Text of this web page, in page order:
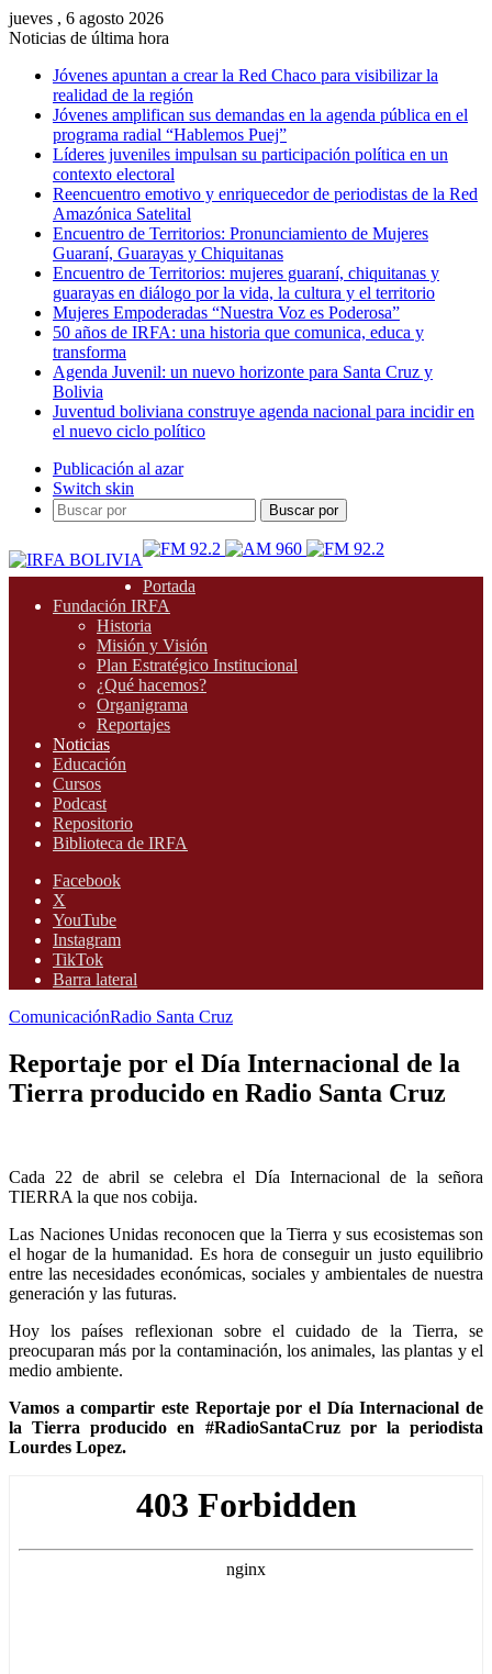
jueves , 6 agosto 2026
Noticias de última hora
Jóvenes apuntan a crear la Red Chaco para visibilizar la
realidad de la región
Jóvenes amplifican sus demandas en la agenda pública en el
programa radial “Hablemos Puej”
Líderes juveniles impulsan su participación política en un
contexto electoral
Reencuentro emotivo y enriquecedor de periodistas de la Red
Amazónica Satelital
Encuentro de Territorios: Pronunciamiento de Mujeres
Guaraní, Guarayas y Chiquitanas
Encuentro de Territorios: mujeres guaraní, chiquitanas y
guarayas en diálogo por la vida, la cultura y el territorio
Mujeres Empoderadas “Nuestra Voz es Poderosa”
50 años de IRFA: una historia que comunica, educa y
transforma
Agenda Juvenil: un nuevo horizonte para Santa Cruz y
Bolivia
Juventud boliviana construye agenda nacional para incidir en
el nuevo ciclo político
Publicación al azar
Switch skin
Buscar por
Portada
Fundación IRFA
Historia
Misión y Visión
Plan Estratégico Institucional
¿Qué hacemos?
Organigrama
Reportajes
Noticias
Educación
Cursos
Podcast
Repositorio
Biblioteca de IRFA
Facebook
X
YouTube
Instagram
TikTok
Barra lateral
ComunicaciónRadio Santa Cruz
Reportaje por el Día Internacional de la
Tierra producido en Radio Santa Cruz
Cada 22 de abril se celebra el Día Internacional de la señora
TIERRA la que nos cobija.
Las Naciones Unidas reconocen que la Tierra y sus ecosistemas son
el hogar de la humanidad. Es hora de conseguir un justo equilibrio
entre las necesidades económicas, sociales y ambientales de nuestra
generación y las futuras.
Hoy los países reflexionan sobre el cuidado de la Tierra, se
preocuparan más por la contaminación, los animales, las plantas y el
medio ambiente.
Vamos a compartir este Reportaje por el Día Internacional de
la Tierra producido en #RadioSantaCruz por la periodista
Lourdes Lopez.